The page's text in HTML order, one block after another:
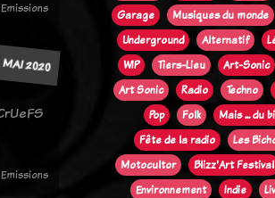
Emissions
2020
Emissions
Garage
Musiques du monde
Underground
Alternatif
WIP
Tiers-Lieu Art-Sonic
Art Sonic
Radio Techno
Pop
Folk Mais ... du
Fête de la radio
Les
Motocultor
Blizz'Art Festival
Environnement
Indie